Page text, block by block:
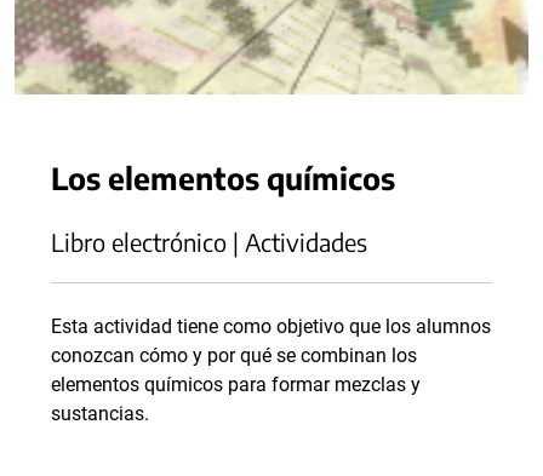
Los elementos químicos
Libro electrónico | Actividades
Esta actividad tiene como objetivo que los alumnos
conozcan cómo y por qué se combinan los
elementos químicos para formar mezclas y
sustancias.